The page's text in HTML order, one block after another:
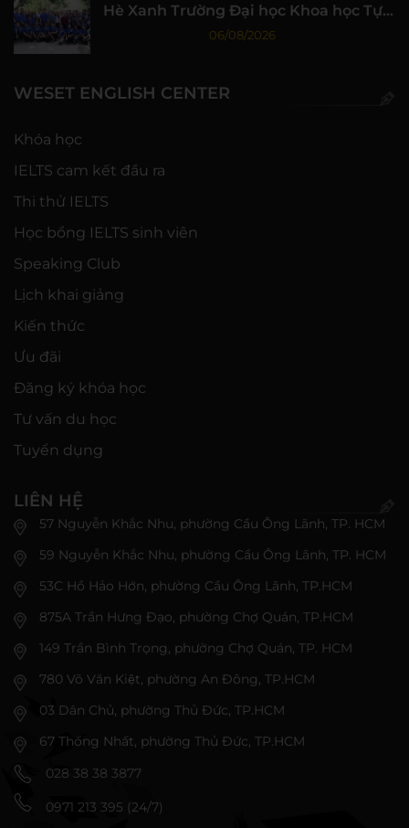
Hè Xanh Trường Đại học Khoa học Tự
nhiên, ĐHQG-HCM
06/08/2026
WESET ENGLISH CENTER
Khóa học
IELTS cam kết đầu ra
Thi thử IELTS
Học bổng IELTS sinh viên
Speaking Club
Lịch khai giảng
Kiến thức
Ưu đãi
Đăng ký khóa học
Tư vấn du học
Tuyển dụng
LIÊN HỆ
57 Nguyễn Khắc Nhu, phường Cầu Ông Lãnh, TP. HCM
59 Nguyễn Khắc Nhu, phường Cầu Ông Lãnh, TP. HCM
53C Hồ Hảo Hớn, phường Cầu Ông Lãnh, TP.HCM
875A Trần Hưng Đạo, phường Chợ Quán, TP.HCM
149 Trần Bình Trọng, phường Chợ Quán, TP. HCM
780 Võ Văn Kiệt, phường An Đông, TP.HCM
03 Dân Chủ, phường Thủ Đức, TP.HCM
67 Thống Nhất, phường Thủ Đức, TP.HCM
028 38 38 3877
0971 213 395 (24/7)